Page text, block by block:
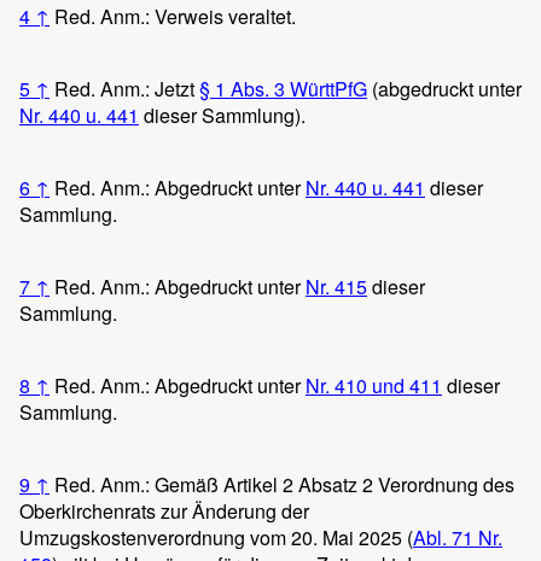
4 ↑ Red. Anm.: Verweis veraltet.
5 ↑ Red. Anm.: Jetzt§ 1 Abs. 3 WürttPfG (abgedruckt unter
Nr. 440 u. 441 dieser Sammlung).
6 ↑ Red. Anm.: Abgedruckt unterNr. 440 u. 441 dieser
Sammlung.
7 ↑ Red. Anm.: Abgedruckt unterNr. 415dieser
Sammlung.
8 ↑ Red. Anm.: Abgedruckt unterNr. 410 und 411 dieser
Sammlung.
9 ↑ Red. Anm.: Gemäß Artikel 2 Absatz 2 Verordnung des
Oberkirchenrats zur Änderung der
Umzugskostenverordnung vom 20. Mai 2025 (Abl. 71 Nr.